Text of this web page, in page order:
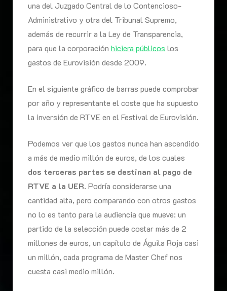
una del Juzgado Central de lo Contencioso-
Administrativo y otra del Tribunal Supremo,
además de recurrir a la Ley de Transparencia,
para que la corporación hiciera públicos los
gastos de Eurovisión desde 2009.
En el siguiente gráfico de barras puede comprobar
por año y representante el coste que ha supuesto
la inversión de RTVE en el Festival de Eurovisión.
Podemos ver que los gastos nunca han ascendido
a más de medio millón de euros, de los cuales
dos terceras partes se destinan al pago de
RTVE a la UER. Podría considerarse una
cantidad alta, pero comparando con otros gastos
no lo es tanto para la audiencia que mueve: un
partido de la selección puede costar más de 2
millones de euros, un capítulo de Águila Roja casi
un millón, cada programa de Master Chef nos
cuesta casi medio millón.